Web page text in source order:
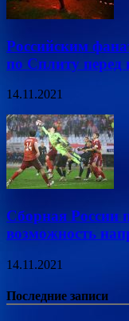
Российским
по Сплиту перед
14.11.2021
Сборная России
возможность
14.11.2021
Последние записи